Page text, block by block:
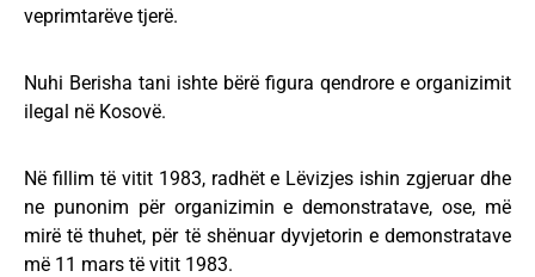
veprimtarëve tjerë.
Nuhi Berisha tani ishte bërë figura qendrore e organizimit
ilegal në Kosovë.
Në fillim të vitit 1983, radhët e Lëvizjes ishin zgjeruar dhe
ne punonim për organizimin e demonstratave, ose, më
mirë të thuhet, për të shënuar dyvjetorin e demonstratave
më 11 mars të vitit 1983.